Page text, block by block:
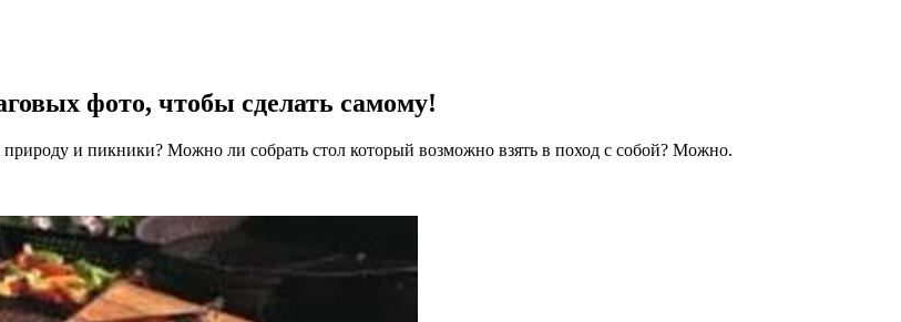
фото, чтобы сделать самому!
и пикники? Можно ли собрать стол который возможно взять в поход с собой? Можно.